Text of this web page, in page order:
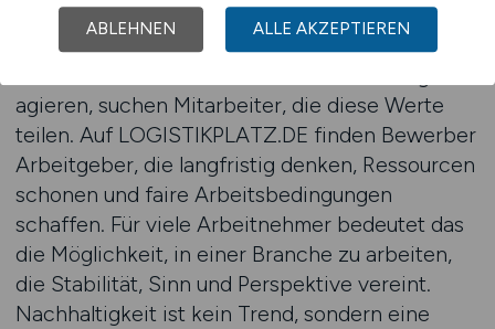
Prozesse nicht nur ökologischen Mehrwert
schaffen, sondern auch berufliche Chancen
agieren, suchen Mitarbeiter, die diese Werte
teilen. Auf LOGISTIKPLATZ.DE finden Bewerber
Arbeitgeber, die langfristig denken, Ressourcen
schonen und faire Arbeitsbedingungen
schaffen. Für viele Arbeitnehmer bedeutet das
die Möglichkeit, in einer Branche zu arbeiten,
die Stabilität, Sinn und Perspektive vereint.
Nachhaltigkeit ist kein Trend, sondern eine
ABLEHNEN ALLE AKZEPTIEREN